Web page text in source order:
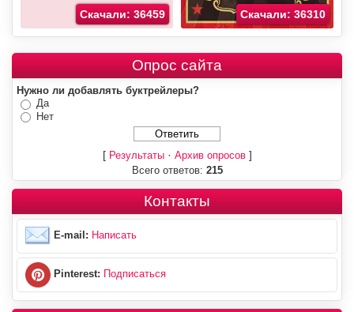
Скачали: 36459 Скачали: 36310
Опрос сайта
Нужно ли добавлять буктрейлеры?
Да
Нет
[ Результаты· Архив опросов]
Всего ответов: 215
Контакты
E-mail: Написать
Pinterest: Подписаться